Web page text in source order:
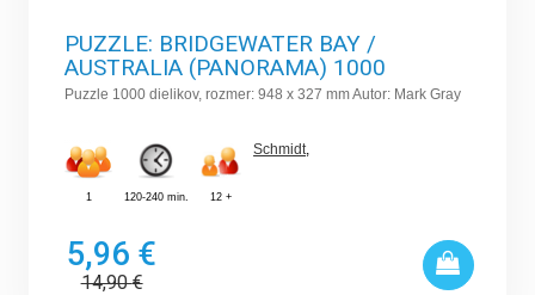
PUZZLE: BRIDGEWATER BAY /
AUSTRALIA (PANORAMA) 1000
Puzzle 1000 dielikov, rozmer: 948 x 327 mm Autor: Mark Gray
1 120-240 min. 12 +
Schmidt,
5,96 €
14,90€